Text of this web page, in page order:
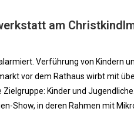
am
Verführung von Kindern
vor dem Rathaus wirbt mit
Kinder und
Show, in deren Rahmen mit